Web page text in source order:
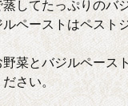
してたっぷりのバ
ペーストはペスト
菜とバジルペース
さい。